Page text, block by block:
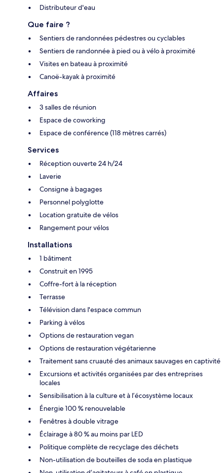
Distributeur d'eau
Que faire ?
Sentiers de randonnées pédestres ou cyclables
Sentiers de randonnée à pied ou à vélo à proximité
Visites en bateau à proximité
Canoë-kayak à proximité
Affaires
3 salles de réunion
Espace de coworking
Espace de conférence (118 mètres carrés)
Services
Réception ouverte 24 h/24
Laverie
Consigne à bagages
Personnel polyglotte
Location gratuite de vélos
Rangement pour vélos
Installations
1 bâtiment
Construit en 1995
Coffre-fort à la réception
Terrasse
Télévision dans l'espace commun
Parking à vélos
Options de restauration vegan
Options de restauration végétarienne
Traitement sans cruauté des animaux sauvages en captivité
Excursions et activités organisées par des entreprises
locales
Sensibilisation à la culture et à l’écosystème locaux
Énergie 100 % renouvelable
Fenêtres à double vitrage
Éclairage à 80 % au moins par LED
Politique complète de recyclage des déchets
Non-utilisation de bouteilles de soda en plastique